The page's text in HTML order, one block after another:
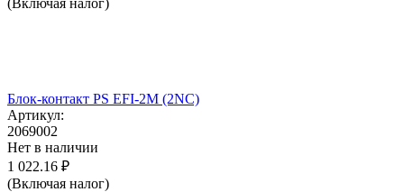
Блок-контакт PS EFI-2M (2NC)
Артикул:
2069002
Нет в наличии
1 022.16 ₽
(Включая налог)